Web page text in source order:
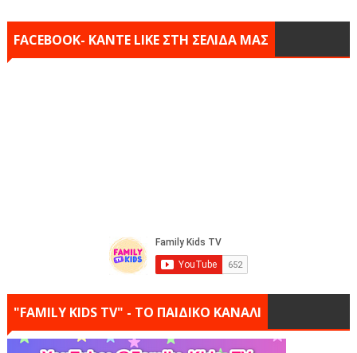
FACEBOOK- KANTE LIKE ΣΤΗ ΣΕΛΙΔΑ ΜΑΣ
"FAMILY KIDS TV" - ΤΟ ΠΑΙΔΙΚΟ ΚΑΝΑΛΙ